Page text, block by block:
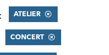
ATELIER
CONCERT